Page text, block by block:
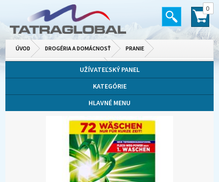
0
ÚVOD DROGÉRIA A DOMÁCNOSŤ PRANIE
PRÁŠKY, GÉLY, KAPSULE NA PRANIEUŽÍVATEĽSKÝ PANEL
KATEGÓRIE
HLAVNÉ MENU